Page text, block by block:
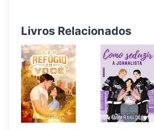
Livros Relacionados